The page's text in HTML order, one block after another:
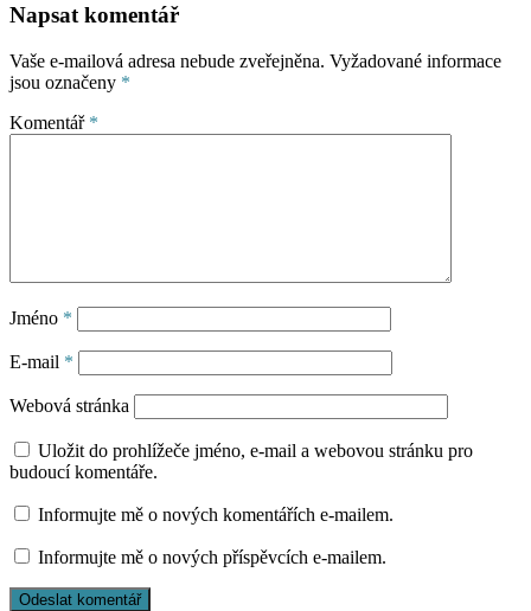
Napsat komentář
Vaše e-mailová adresa nebude zveřejněna. Vyžadované informace
jsou označeny *
Komentář *
Jméno *
E-mail *
Webová stránka
Uložit do prohlížeče jméno, e-mail a webovou stránku pro
budoucí komentáře.
Informujte mě o nových komentářích e-mailem.
Informujte mě o nových příspěvcích e-mailem.